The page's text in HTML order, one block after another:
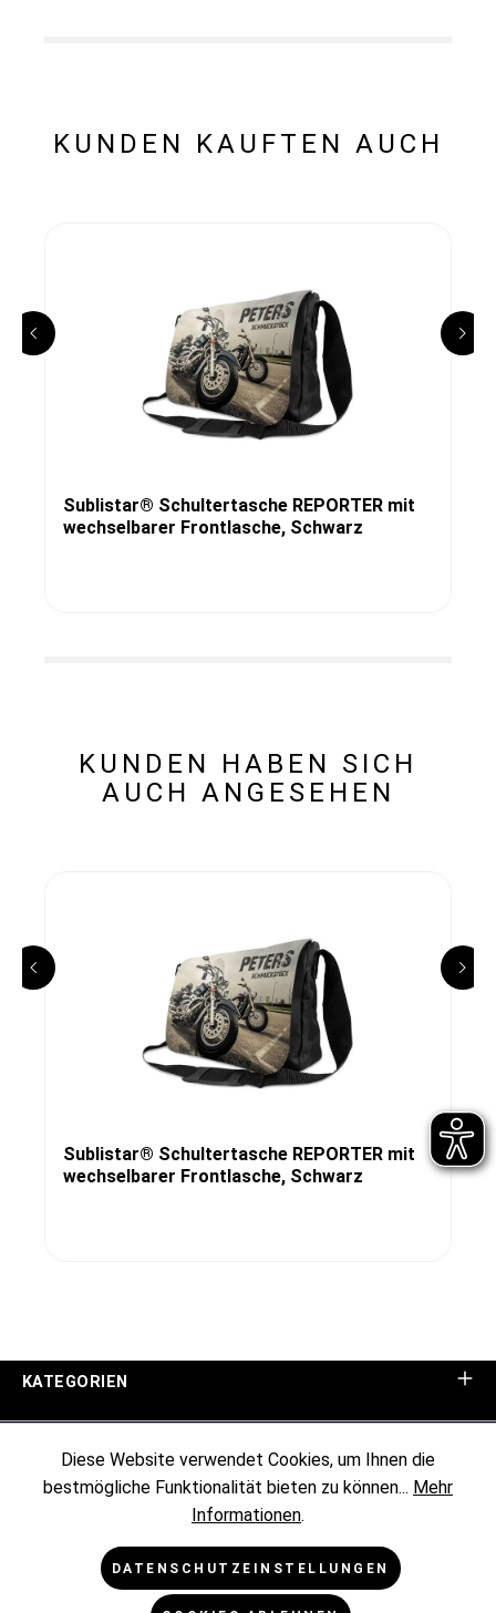
KUNDEN KAUFTEN AUCH
Sublistar® Schultertasche REPORTER mit
wechselbarer Frontlasche, Schwarz
KUNDEN HABEN SICH
AUCH ANGESEHEN
Sublistar® Schultertasche REPORTER mit
wechselbarer Frontlasche, Schwarz
KATEGORIEN
KUNDENINFORMATIONEN
RECHTLICHES
Diese Website verwendet Cookies, um Ihnen die
bestmögliche Funktionalität bieten zu können... Mehr
Informationen.
DATENSCHUTZEINSTELLUNGEN